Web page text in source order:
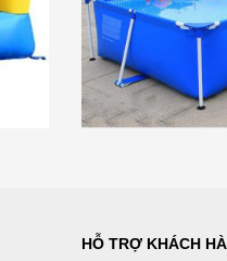
HỖ TRỢ KHÁCH